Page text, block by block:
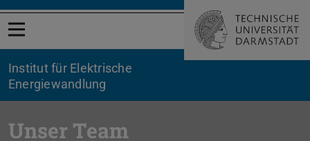
Menü öffnen
Institut für Elektrische
Energiewandlung
Unser Team